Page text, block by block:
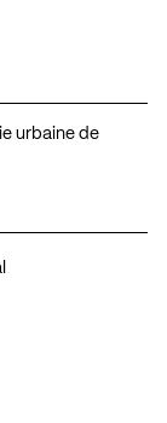
urbaine de